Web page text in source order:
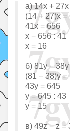
a) 14x +
(14 + 27)x =
41x = 656
x − 656 : 41
х = 16
б) 81y −
(81 − 38)y =
43y = 645
у = 645 : 43
у = 15
в) 49z − z =